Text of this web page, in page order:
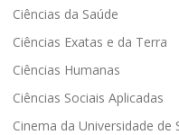
Ciências da Saúde
Ciências Exatas e da Terra
Ciências Humanas
Ciências Sociais Aplicadas
Cinema da Universidade de